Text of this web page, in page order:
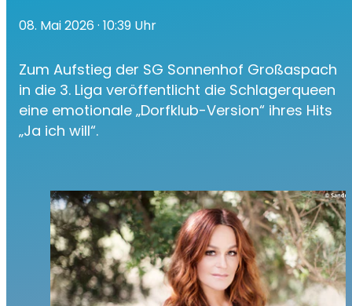
08. Mai 2026 · 10:39 Uhr
Zum Aufstieg der SG Sonnenhof Großaspach
in die 3. Liga veröffentlicht die Schlagerqueen
eine emotionale „Dorfklub-Version“ ihres Hits
„Ja ich will“.